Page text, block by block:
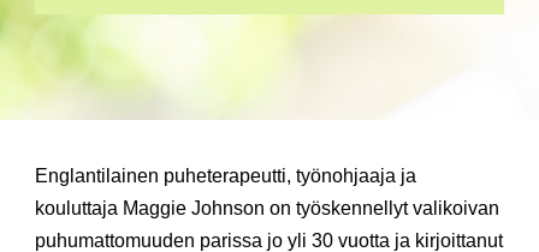
Englantilainen puheterapeutti, työnohjaaja ja
kouluttaja Maggie Johnsonon työskennellyt valikoivan
puhumattomuuden parissa jo yli 30 vuotta ja kirjoittanut